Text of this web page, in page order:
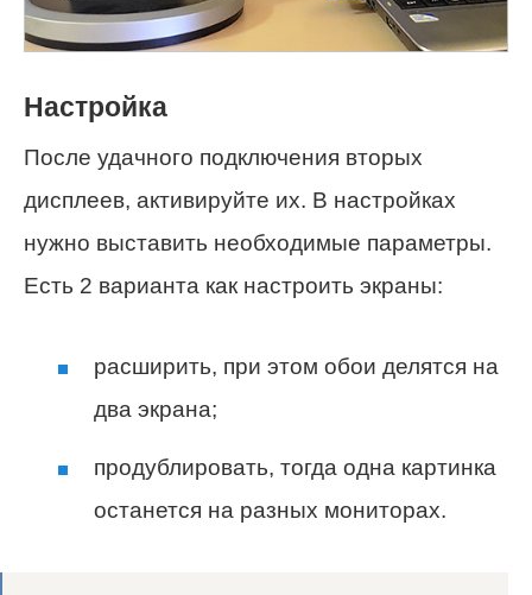
Настройка
После удачного подключения вторых
дисплеев, активируйте их. В настройках
нужно выставить необходимые параметры.
Есть 2 варианта как настроить экраны:
расширить, при этом обои делятся на
два экрана;
продублировать, тогда одна картинка
останется на разных мониторах.